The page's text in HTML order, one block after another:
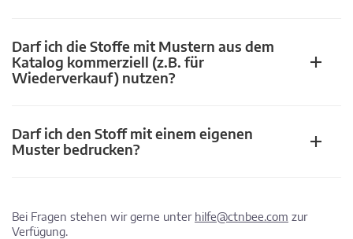
Darf ich die Stoffe mit Mustern aus dem
Katalog kommerziell (z.B. für
Wiederverkauf) nutzen?
Darf ich den Stoff mit einem eigenen
Muster bedrucken?
Bei Fragen stehen wir gerne unter hilfe@ctnbee.com zur
Verfügung.